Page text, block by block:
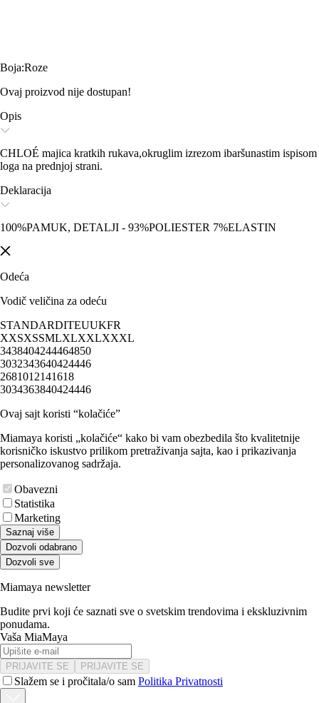
Boja:Roze
Ovaj proizvod nije dostupan!
Opis
CHLOÉ majica kratkih rukava,okruglim izrezom ibaršunastim ispisom
loga na prednjoj strani.
Deklaracija
100%PAMUK, DETALJI - 93%POLIESTER 7%ELASTIN
Odeća
Vodič veličina za odeću
STANDARDITEUUKFR
XXSXSSMLXLXXLXXXL
3438404244464850
3032343640424446
2681012141618
3034363840424446
Ovaj sajt koristi “kolačiće”
Miamaya koristi „kolačiće“ kako bi vam obezbedila što kvalitetnije
korisničko iskustvo prilikom pretraživanja sajta, kao i prikazivanja
personalizovanog sadržaja.
Obavezni
Statistika
Marketing
Saznaj više
Dozvoli odabrano
Dozvoli sve
Miamaya newsletter
Budite prvi koji će saznati sve o svetskim trendovima i ekskluzivnim
ponudama.
Vaša MiaMaya
PRIJAVITE SE PRIJAVITE SE
Slažem se i pročitala/o sam Politika Privatnosti